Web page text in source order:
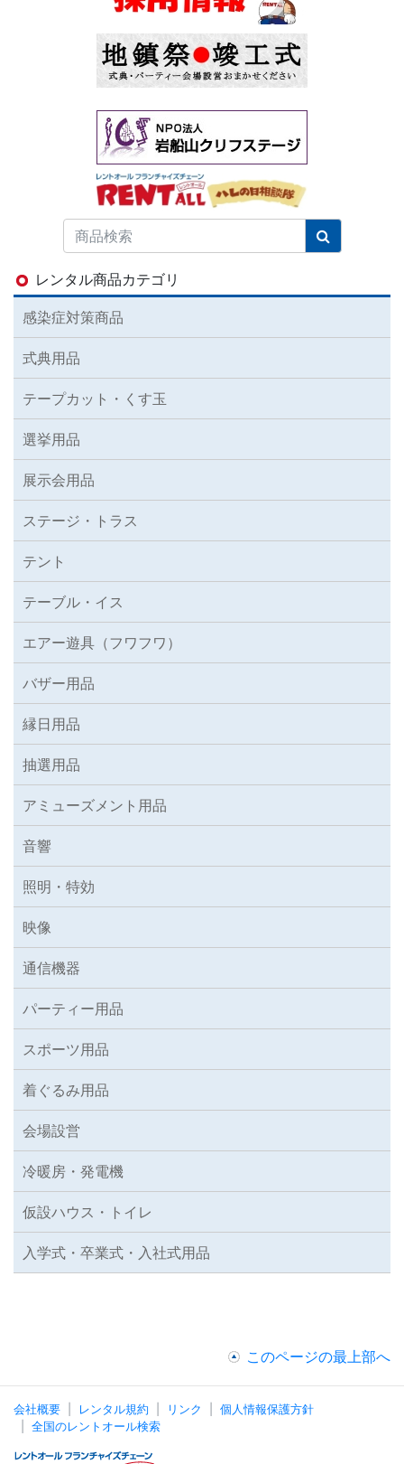
レンタル商品カテゴリ
感染症対策商品
式典用品
テープカット・くす玉
選挙用品
展示会用品
ステージ・トラス
テント
テーブル・イス
エアー遊具（フワフワ）
バザー用品
縁日用品
抽選用品
アミューズメント用品
音響
照明・特効
映像
通信機器
パーティー用品
スポーツ用品
着ぐるみ用品
会場設営
冷暖房・発電機
仮設ハウス・トイレ
入学式・卒業式・入社式用品
このページの最上部へ
会社概要 レンタル規約 リンク
個人情報保護方針
全国のレントオール検索